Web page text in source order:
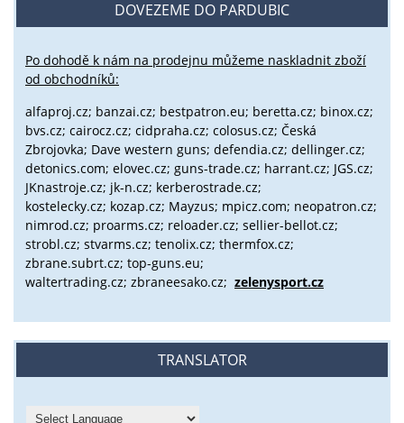
DOVEZEME DO PARDUBIC
Po dohodě k nám na prodejnu můžeme naskladnit zboží
od obchodníků:
alfaproj.cz; banzai.cz; bestpatron.eu; beretta.cz; binox.cz;
bvs.cz; cairocz.cz; cidpraha.cz; colosus.cz; Česká
Zbrojovka; Dave western guns; defendia.cz; dellinger.cz;
detonics.com; elovec.cz; guns-trade.cz; harrant.cz; JGS.cz;
JKnastroje.cz; jk-n.cz; kerberostrade.cz;
kostelecky.cz; kozap.cz; Mayzus; mpicz.com; neopatron.cz;
nimrod.cz; proarms.cz; reloader.cz; sellier-bellot.cz;
strobl.cz; stvarms.cz; tenolix.cz; thermfox.cz;
zbrane.subrt.cz; top-guns.eu;
waltertrading.cz; zbraneesako.cz; zelenysport.cz
TRANSLATOR